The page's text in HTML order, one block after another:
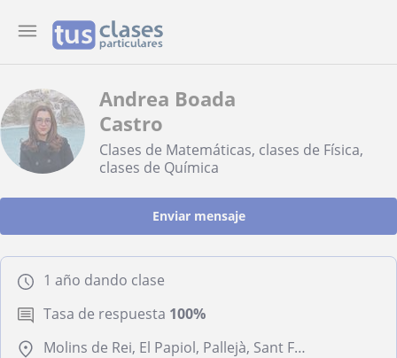
Andrea Boada
Castro
Clases de Matemáticas, clases de Física,
clases de Química
Enviar mensaje
1 año dando clase
Tasa de respuesta 100%
Molins de Rei, El Papiol, Pallejà, Sant Feliu de Llobregat